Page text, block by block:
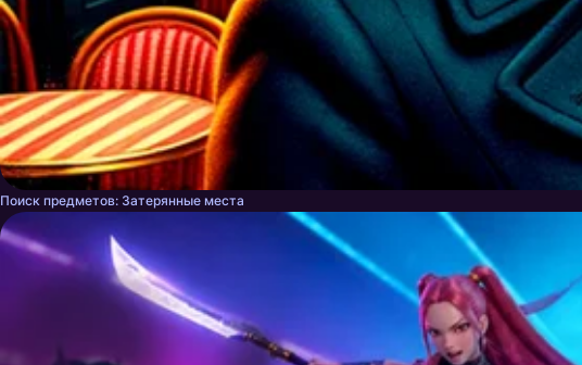
Поиск предметов: Затерянные места